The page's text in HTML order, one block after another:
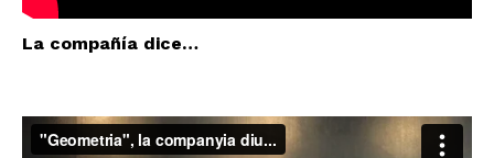
La compañía dice…